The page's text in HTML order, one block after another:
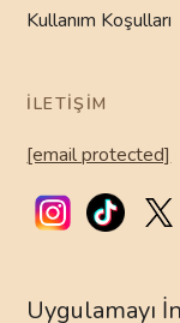
Kullanım Koşulları
İLETIŞIM
[email protected]
Uygulamayı